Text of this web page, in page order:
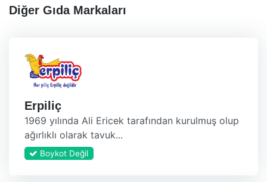
Diğer Gıda Markaları
Erpiliç
1969 yılında Ali Ericek tarafından kurulmuş olup
ağırlıklı olarak tavuk...
Boykot Değil